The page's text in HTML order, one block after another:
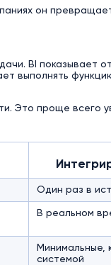
он
BI показывает
выполнять
Это проще всего
Один раз в
В реальном
Минимальные,
системой